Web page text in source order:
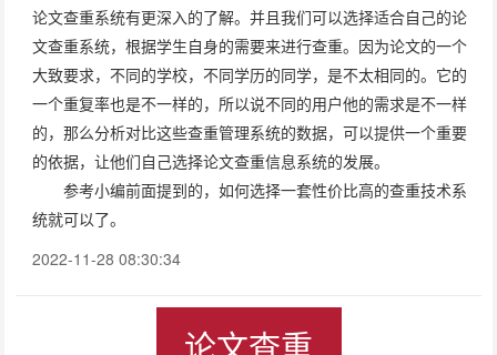
论文查重系统有更深入的了解。并且我们可以选择适合自己的论
文查重系统，根据学生自身的需要来进行查重。因为论文的一个
大致要求，不同的学校，不同学历的同学，是不太相同的。它的
一个重复率也是不一样的，所以说不同的用户他的需求是不一样
的，那么分析对比这些查重管理系统的数据，可以提供一个重要
的依据，让他们自己选择论文查重信息系统的发展。
参考小编前面提到的，如何选择一套性价比高的查重技术系
统就可以了。
2022-11-28 08:30:34
论文查重